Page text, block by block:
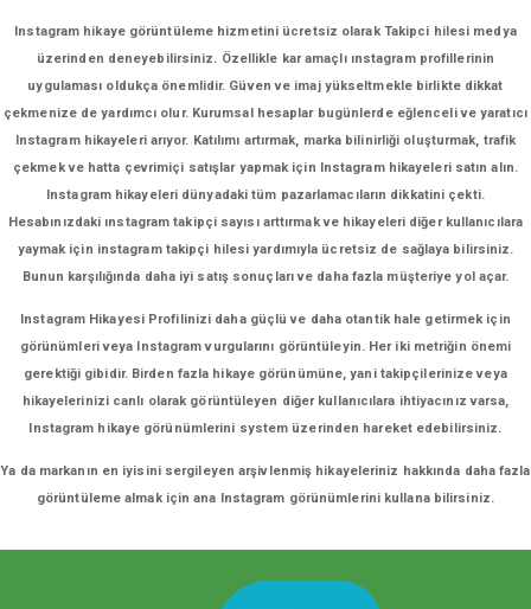
Instagram hikaye görüntüleme hizmetini ücretsiz olarak Takipci hilesi medya
üzerinden deneyebilirsiniz. Özellikle kar amaçlı ınstagram profillerinin
uygulaması oldukça önemlidir. Güven ve imaj yükseltmekle birlikte dikkat
çekmenize de yardımcı olur. Kurumsal hesaplar bugünlerde eğlenceli ve yaratıcı
Instagram hikayeleri arıyor. Katılımı artırmak, marka bilinirliği oluşturmak, trafik
çekmek ve hatta çevrimiçi satışlar yapmak için Instagram hikayeleri satın alın.
Instagram hikayeleri dünyadaki tüm pazarlamacıların dikkatini çekti.
Hesabınızdaki ınstagram takipçi sayısı arttırmak ve hikayeleri diğer kullanıcılara
yaymak için instagram takipçi hilesi yardımıyla ücretsiz de sağlaya bilirsiniz.
Bunun karşılığında daha iyi satış sonuçları ve daha fazla müşteriye yol açar.
Instagram Hikayesi Profilinizi daha güçlü ve daha otantik hale getirmek için
görünümleri veya Instagram vurgularını görüntüleyin. Her iki metriğin önemi
gerektiği gibidir. Birden fazla hikaye görünümüne, yani takipçilerinize veya
hikayelerinizi canlı olarak görüntüleyen diğer kullanıcılara ihtiyacınız varsa,
Instagram hikaye görünümlerini system üzerinden hareket edebilirsiniz.
Ya da markanın en iyisini sergileyen arşivlenmiş hikayeleriniz hakkında daha fazla
görüntüleme almak için ana Instagram görünümlerini kullana bilirsiniz.